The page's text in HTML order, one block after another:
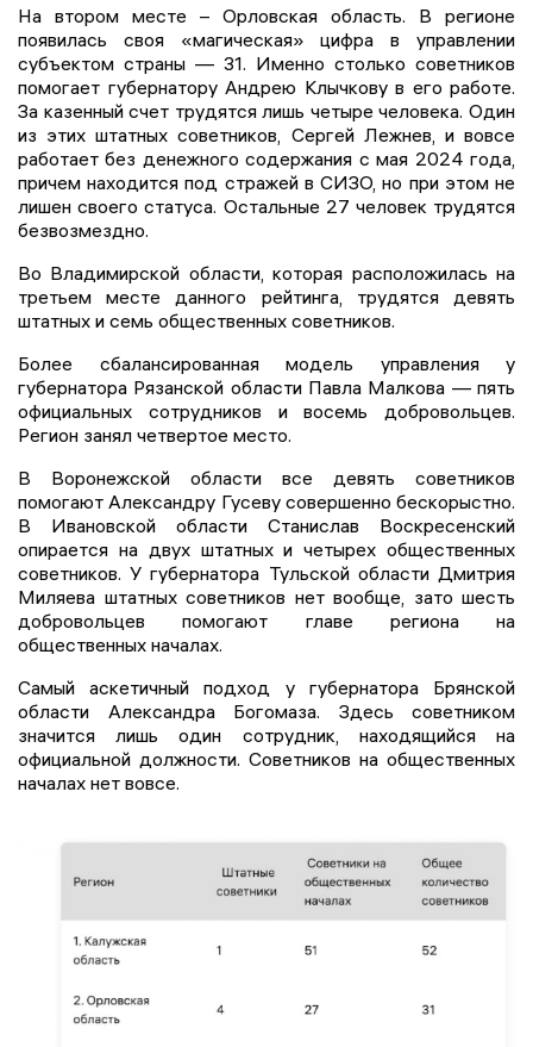
На втором месте – Орловская область. В регионе
появилась своя «магическая» цифра в управлении
субъектом страны — 31. Именно столько советников
помогает губернатору Андрею Клычкову в его работе.
За казенный счет трудятся лишь четыре человека. Один
из этих штатных советников, Сергей Лежнев, и вовсе
работает без денежного содержания с мая 2024 года,
причем находится под стражей в СИЗО, но при этом не
лишен своего статуса. Остальные 27 человек трудятся
безвозмездно.
Во Владимирской области, которая расположилась на
третьем месте данного рейтинга, трудятся девять
штатных и семь общественных советников.
Более сбалансированная модель управления у
губернатора Рязанской области Павла Малкова — пять
официальных сотрудников и восемь добровольцев.
Регион занял четвертое место.
В Воронежской области все девять советников
помогают Александру Гусеву совершенно бескорыстно.
В Ивановской области Станислав Воскресенский
опирается на двух штатных и четырех общественных
советников. У губернатора Тульской области Дмитрия
Миляева штатных советников нет вообще, зато шесть
добровольцев помогают главе региона на
общественных началах.
Самый аскетичный подход у губернатора Брянской
области Александра Богомаза. Здесь советником
значится лишь один сотрудник, находящийся на
официальной должности. Советников на общественных
началах нет вовсе.